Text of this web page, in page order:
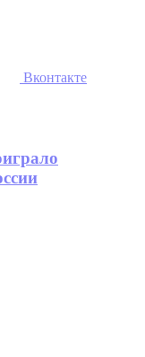
Вконтакте